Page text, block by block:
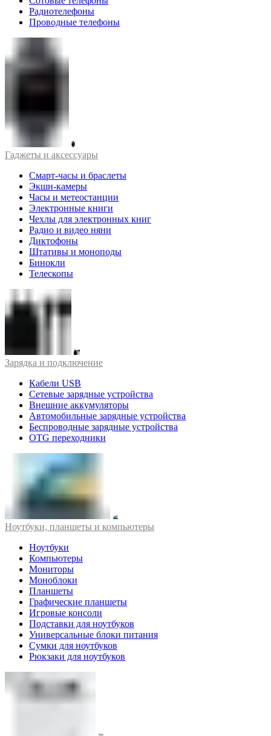
Радиотелефоны
Проводные телефоны
Гаджеты и аксессуары
Смарт-часы и браслеты
Экшн-камеры
Часы и метеостанции
Электронные книги
Чехлы для электронных книг
Радио и видео няни
Диктофоны
Штативы и моноподы
Бинокли
Телескопы
Зарядка и подключение
Кабели USB
Сетевые зарядные устройства
Внешние аккумуляторы
Автомобильные зарядные устройства
Беспроводные зарядные устройства
OTG переходники
Ноутбуки, планшеты и компьютеры
Ноутбуки
Компьютеры
Мониторы
Моноблоки
Планшеты
Графические планшеты
Игровые консоли
Подставки для ноутбуков
Универсальные блоки питания
Сумки для ноутбуков
Рюкзаки для ноутбуков